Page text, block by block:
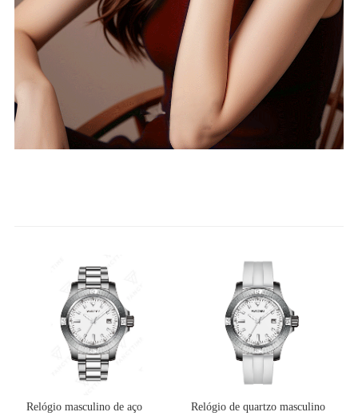
Relógio masculino de aço
Relógio de quartzo masculino